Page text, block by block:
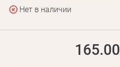
Нет в наличии